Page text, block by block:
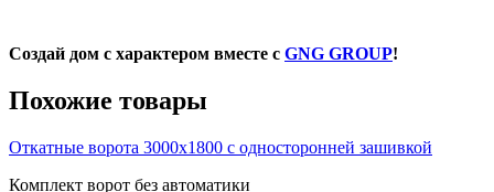
Создай дом с характером вместе с GNG GROUP!
Похожие товары
Откатные ворота 3000х1800 с односторонней зашивкой
Комплект ворот без автоматики